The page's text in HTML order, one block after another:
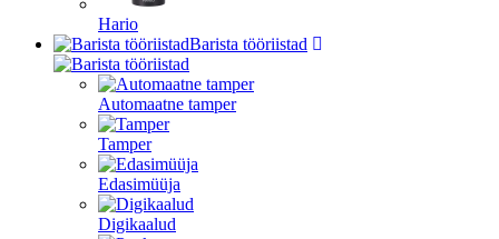
Hario
Barista tööriistad
Automaatne tamper
Tamper
Edasimüüja
Digikaalud